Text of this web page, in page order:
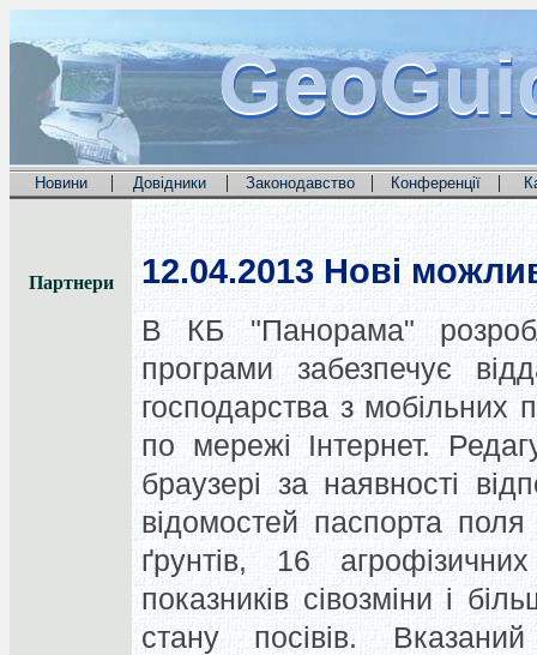
Новини | Довідники | Законодавство | Конференції |
Партнери 12.04.2013 Нові
В КБ "Панорама"
програми забезпечує
господарства з мобільних
по мережі Інтернет.
браузері за наявності
відомостей паспорта поля
ґрунтів, 16
показників сівозміни і
стану посівів.